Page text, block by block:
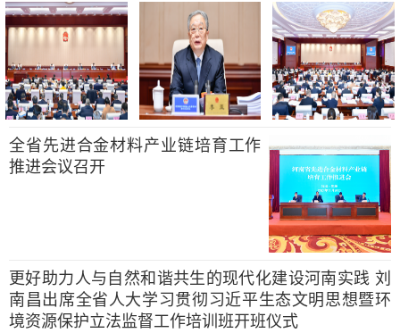
全省先进合金材料产业链培育工作
推进会议召开
更好助力人与自然和谐共生的现代化建设河南实践 刘
南昌出席全省人大学习贯彻习近平生态文明思想暨环
境资源保护立法监督工作培训班开班仪式